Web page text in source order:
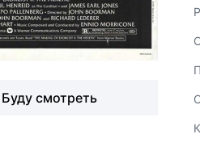
Буду смотреть